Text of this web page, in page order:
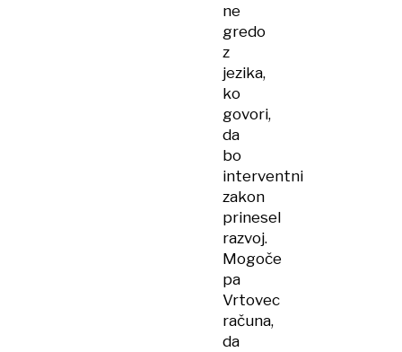
ne
gredo
z
jezika,
ko
govori,
da
bo
interventni
zakon
prinesel
razvoj.
Mogoče
pa
Vrtovec
računa,
da